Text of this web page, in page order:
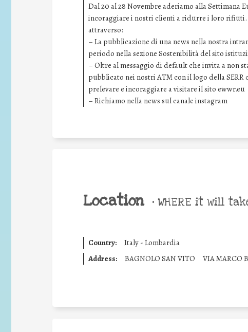
Dal 20 al 28 Novembre aderiamo alla Settimana
incoraggiare i nostri clienti a ridurre i loro rifiuti.
attraverso:
– La pubblicazione di una news nella nostra
periodo nella sezione Sostenibilità del sito
– Oltre al messaggio di default che invita a non
pubblicato nei nostri ATM con il logo della
prelevare e incoraggiare a visitare il sito ewwr.eu
– Richiamo nella news sul canale instagram
Location • WHERE it will
Country:
Italy - Lombardia
Address:
BAGNOLO SAN VITO VIA MARCO